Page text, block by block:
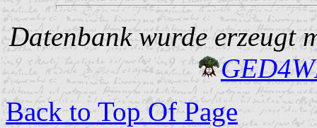
Datenbank wurde erzeugt
Back to Top Of Page